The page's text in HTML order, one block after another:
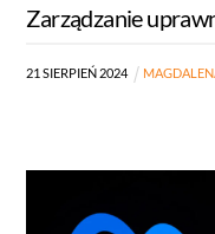
Zarządzanie
21 SIERPIEŃ 2024